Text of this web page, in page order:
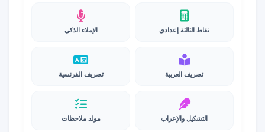
نقاط الثالثة إعدادي الإملاء الذكي
تصريف العربية تصريف الفرنسية
التشكيل والإعراب مولد ملاحظات